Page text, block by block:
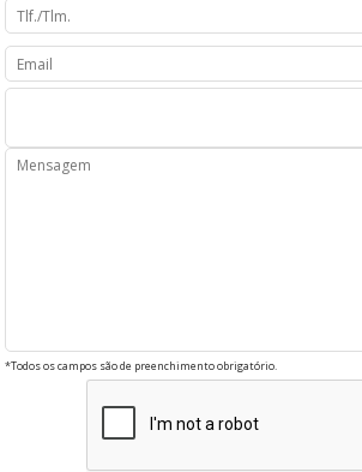
*Todos os campos são de preenchimento obrigatório.